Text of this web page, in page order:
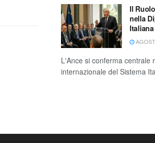
Il
nella
Italiana
L'Ance si conferma centrale
internazionale del Sistema